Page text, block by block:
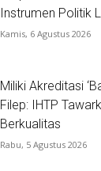
Instrumen Politik
Kamis, 6 Agustus 2026
Miliki Akreditasi
Filep: IHTP
Berkualitas
Rabu, 5 Agustus 2026